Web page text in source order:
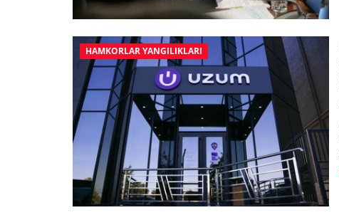
HAMKORLAR YANGILIKLARI